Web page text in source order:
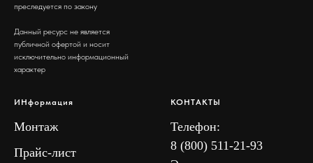
преследуется по закону
Данный ресурс не является
публичной офертой и носит
исключительно информационный
характер
ИНформация
Монтаж
Прайс-лист
КОНТАКТЫ
Телефон:
8 (800) 511-21-93